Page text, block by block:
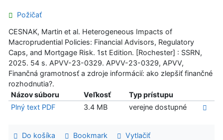
Požičať
CESNAK, Martin et al. Heterogeneous Impacts of
Macroprudential Policies: Financial Advisors, Regulatory
Caps, and Mortgage Risk. 1st Edition. [Rochester] : SSRN,
2025. 54 s. APVV-23-0329. APVV-23-0329, APVV,
Finančná gramotnosť a zdroje informácií: ako zlepšiť finančné
rozhodnutia?.
Názov súboru
Veľkosť
Typ prístupu
Plný text PDF
3.4 MB verejne dostupné
Do košíka Bookmark
Vytlačiť